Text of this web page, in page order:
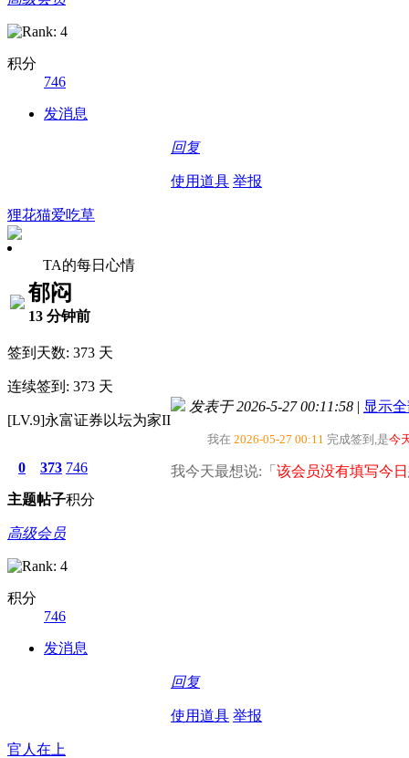
积分
746
发消息
回复
使用道具 举报
狸花猫爱吃草
TA的每日心情
郁闷
13 分钟前
签到天数: 373 天
连续签到: 373 天
[LV.9]永富证券以坛为家II
0
主题
373
帖子
746
积分
高级会员
积分
746
发消息
发表于 2026-5-27 00:11:58 | 显示
我在 2026-05-27 00:11 完成签到,是今
我今天最想说:「 该会员没有填写今
回复
使用道具 举报
官人在上